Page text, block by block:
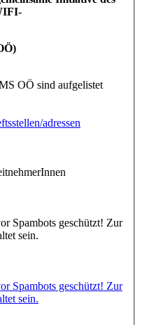
OÖ sind aufgelistet
adressen
Spambots geschützt! Zur
sein.
Spambots geschützt! Zur
sein.